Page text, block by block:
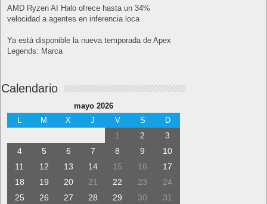
AMD Ryzen AI Halo ofrece hasta un 34%
velocidad a agentes en inferencia loca
Ya está disponible la nueva temporada de Apex
Legends: Marca
Calendario
mayo 2026
M X J V S D
1 2
3
4
5 6 7 8 9
10
11
12 13 14 15 16
17
18
19 20 21 22 23
24
25
26 27 28 29 30 31